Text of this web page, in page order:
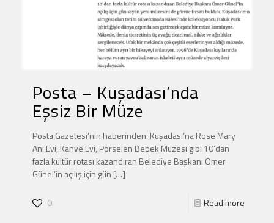
Posta – Kuşadası’nda
Eşsiz Bir Müze
Posta Gazetesi’nin haberinden: Kuşadası’na Rose Mary
Anı Evi, Kahve Evi, Porselen Bebek Müzesi gibi 10’dan
fazla kültür rotası kazandıran Belediye Başkanı Ömer
Günel’in açılış için gün […]
0 Read more